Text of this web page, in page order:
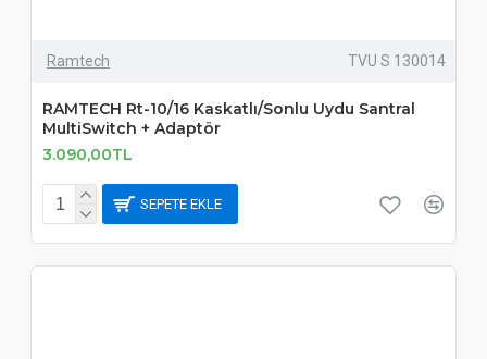
Ramtech TVU S 130014
RAMTECH Rt-10/16 Kaskatlı/Sonlu Uydu Santral
MultiSwitch + Adaptör
3.090,00TL
SEPETE EKLE